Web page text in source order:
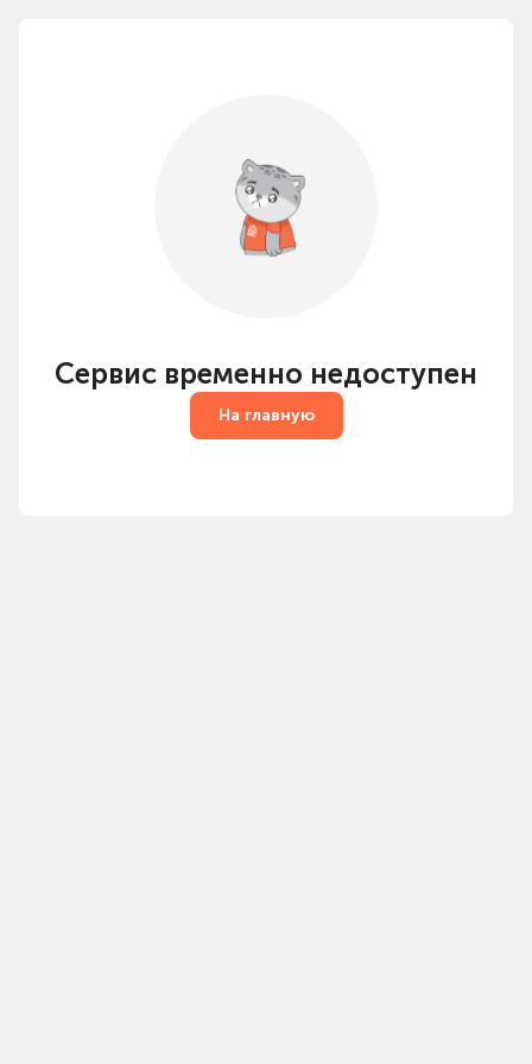
Сервис временно недоступен
На главную